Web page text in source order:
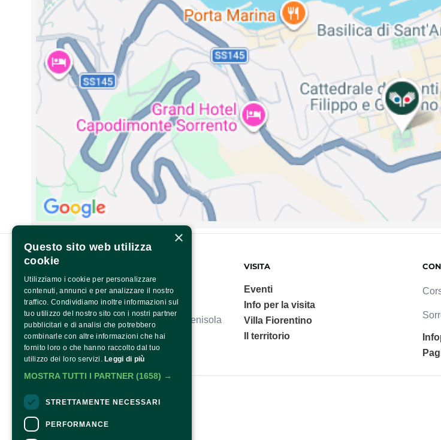
FONDAZIONE SORRENTO
Villa Fiorentino, polo culturale della Penisola
Sorrentina.
VISITA
Eventi
Info per la visita
Villa Fiorentino
Il territorio
Contatti
×
Questo sito web utilizza
cookie
Utilizziamo i cookie per personalizzare
contenuti, annunci e per analizzare il nostro
traffico. Condividiamo inoltre informazioni sul
tuo utilizzo del nostro sito con i nostri partner
pubblicitari e di analisi che potrebbero
combinarle con altre informazioni che hai
fornito loro o che hanno raccolto dal tuo
utilizzo dei loro servizi. Leggi di più
MOSTRA TUTTI I PARTNER (1658) →
STRETTAMENTE NECESSARI
PERFORMANCE